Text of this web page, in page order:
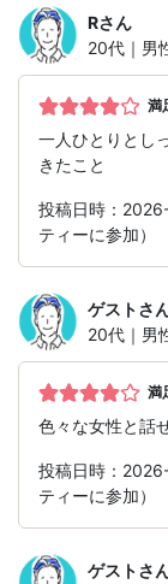
Rさん
20代｜男
満
一人ひとりとし
きたこと
投稿日時：
ティーに参加）
ゲストさ
20代｜男
満
色々な女性と話
投稿日時：
ティーに参加）
ゲストさ